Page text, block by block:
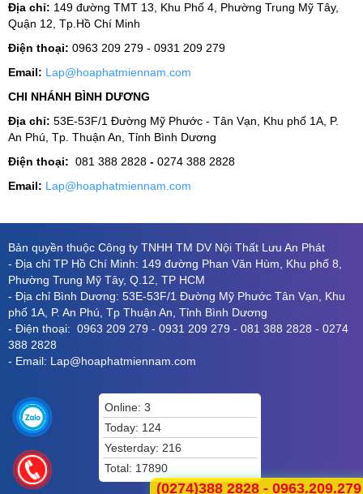
Địa chỉ: 149 đường TMT 13, Khu Phố 4, Phường Trung Mỹ Tây,
Quận 12, Tp.Hồ Chí Minh
Điện thoại: 0963 209 279 - 0931 209 279
Email: Lap@hoaphatmiennam.com
CHI NHÁNH BÌNH DƯƠNG
Địa chỉ: 53E-53F/1 Đường Mỹ Phước - Tân Vạn, Khu phố 1A, P.
An Phú, Tp. Thuận An, Tỉnh Bình Dương
Điện thoại: 081 388 2828 - 0274 388 2828
Email: Lap@hoaphatmiennam.com
Bản quyền thuộc Công ty TNHH TM DV Nội Thất Lưu An Phát
- Địa chỉ TP Hồ Chí Minh: 149 đường Phan Văn Hùm, Khu phố 8,
Phường Trung Mỹ Tây, Q.12, TP HCM
- Địa chỉ Bình Dương: 53E-53F/1 Đường Mỹ Phước Tân Vạn, Khu
phố 1A, P. An Phú, Tp Thuận An, Tỉnh Bình Dương
- Điện thoại: 0963 209 279 - 0931 209 279 - 081 388 2828 - 0274
388 2828
- Email: Lap@hoaphatmiennam.com
Online: 3
Today: 124
Yesterday: 216
Total: 17890
(0274)388 2828 - 0963.209.279